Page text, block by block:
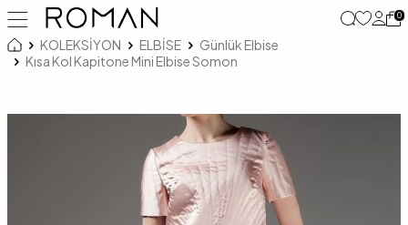
0
KOLEKSİYON ELBİSE
Günlük Elbise
Kısa Kol Kapitone Mini Elbise Somon